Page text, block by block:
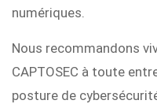
numériques.
Nous recommandons
CAPTOSEC à toute
posture de